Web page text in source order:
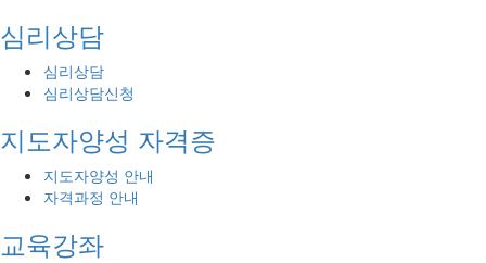
심리상담
심리상담
심리상담신청
지도자양성 자격증
지도자양성 안내
자격과정 안내
교육강좌